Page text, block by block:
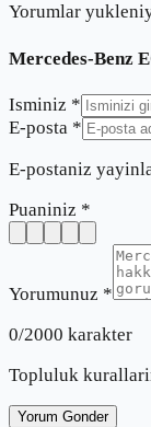
Yorumlar
Mercedes-Benz
Isminiz *
E-posta *
E-postaniz
Puaniniz *
Yorumunuz *
0/2000 karakter
Topluluk
Yorum Gonder